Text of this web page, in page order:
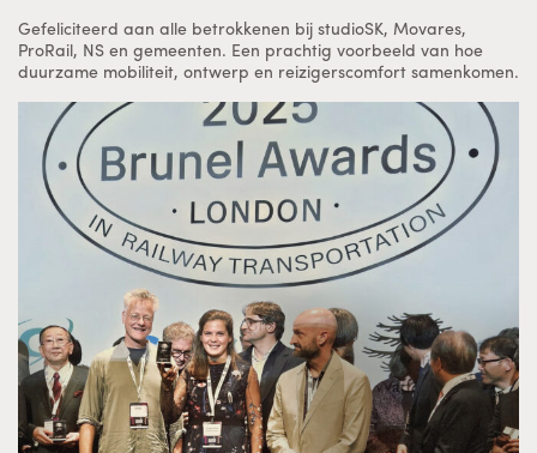
Gefeliciteerd aan alle betrokkenen bij studioSK, Movares,
ProRail, NS en gemeenten. Een prachtig voorbeeld van hoe
duurzame mobiliteit, ontwerp en reizigerscomfort samenkomen.